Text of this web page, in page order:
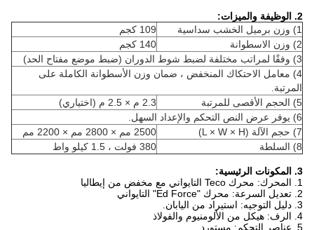
2. الوظيفة والميزات:
1) وزن برميل الخشب سداسية
109 كجم
2) وزن الاسطوانة
140 كجم
3) وفقًا لمراتب مختلفة لضبط شوط الدوران (ضبط موضع مفتاح الحد)
4) معامل الاحتكاك المنخفض ، ضمان وزن الأسطوانة الكاملة على
المرتبة.
5) الحجم الأقصى للمرتبة
2.3 م × 2.5 م (اختياري)
6) يوفر عرض النص التحكم والإعداد السهل.
7) حجم الآلة (L × W × H)
2500 مم × 2800 مم × 2200 مم
8) السلطة
380 فولت ، 1.5 كيلو واط
3. المكونات الرئيسية:
1. المحرك: محرك Teco التايواني مع مخفض من إيطاليا
2. تعديل السرعة: محرك "Ed Force" التايواني
3. دليل التوجيه: استيراد من اليابان.
4. الرف: هيكل من الألومنيوم والفولاذ
5. عناصر التحكم: مستورد.